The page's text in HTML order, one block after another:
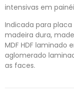
intensivas em
Indicada para
madeira dura,
MDF HDF
aglomerado
as faces.